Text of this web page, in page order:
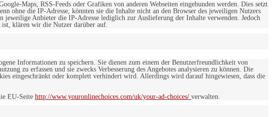
Maps, RSS-Feeds oder Grafiken von anderen Webseiten eingebunden werden. Dies setzt
ohne die IP-Adresse, könnten sie die Inhalte nicht an den Browser des jeweiligen Nutzers
Anbieter die IP-Adresse lediglich zur Auslieferung der Inhalte verwenden. Jedoch
klären wir die Nutzer darüber auf.
Informationen zu speichern. Sie dienen zum einem der Benutzerfreundlichkeit von
zu erfassen und sie zwecks Verbesserung des Angebotes analysieren zu können. Die
eingeschränkt oder komplett verhindert wird. Allerdings wird darauf hingewiesen, dass die
EU-Seite http://www.youronlinechoices.com/uk/your-ad-choices/ verwalten.